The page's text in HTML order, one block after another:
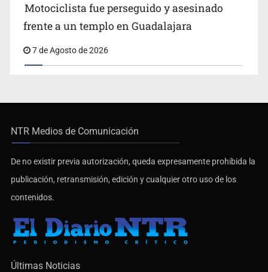
Motociclista fue perseguido y asesinado
frente a un templo en Guadalajara
7 de Agosto de 2026
NTR Medios de Comunicación
De no existir previa autorización, queda expresamente prohibida la
publicación, retransmisión, edición y cualquier otro uso de los
contenidos.
Últimas Noticias